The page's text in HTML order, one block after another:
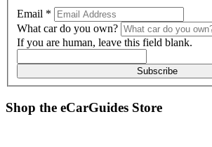
Email *
What car do you own?
If you are human, leave this field blank.
Subscribe
Shop the eCarGuides Store